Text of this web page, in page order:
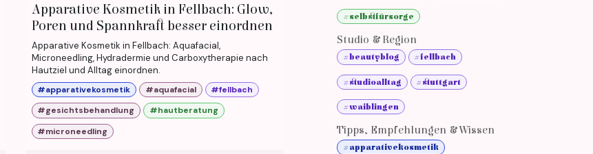
Apparative Kosmetik in Fellbach: Glow,
Poren und Spannkraft besser einordnen
Apparative Kosmetik in Fellbach: Aquafacial,
Microneedling, Hydradermie und Carboxytherapie nach
Hautziel und Alltag einordnen.
#apparativekosmetik #aquafacial
#fellbach
#gesichtsbehandlung
#hautberatung
#microneedling
#selbstfürsorge
Studio & Region
#beautyblog #fellbach
#studioalltag #stuttgart
#waiblingen
Tipps, Empfehlungen & Wissen
#apparativekosmetik